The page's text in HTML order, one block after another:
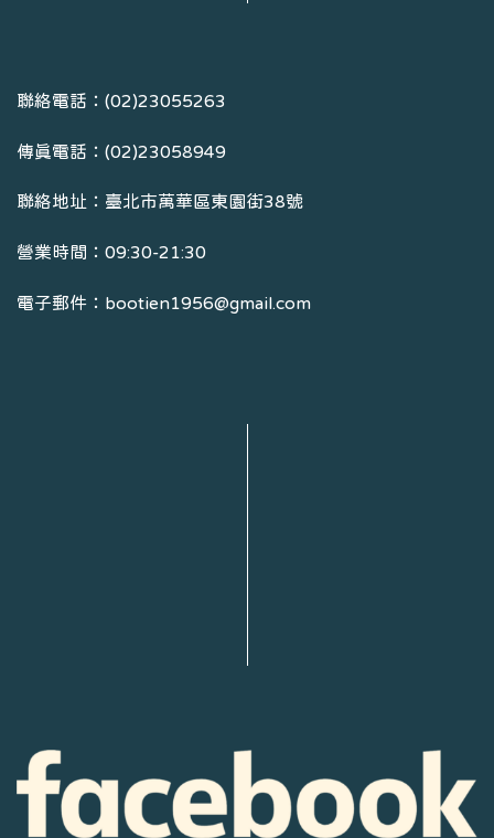
聯絡電話：(02)23055263
傳真電話：(02)23058949
聯絡地址：臺北市萬華區東園街38號
營業時間：09:30-21:30
電子郵件：bootien1956@gmail.com